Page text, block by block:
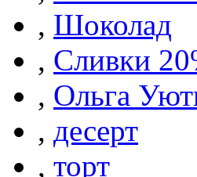
, Шоколад
, Сливки
, Ольга
, десерт
, торт